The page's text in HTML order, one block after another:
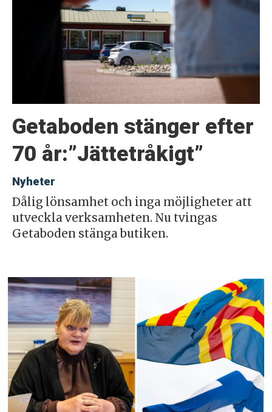
Getaboden stänger efter
70 år:”Jättetråkigt”
Nyheter
Dålig lönsamhet och inga möjligheter att
utveckla verksamheten. Nu tvingas
Getaboden stänga butiken.